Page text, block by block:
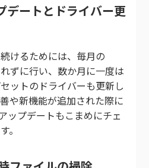
ートとドライバー更
けるためには、毎月の
ずに行い、数か月に一度は
ットのドライバーも更新し
や新機能が追加された際に
ップデートもこまめにチェ
。